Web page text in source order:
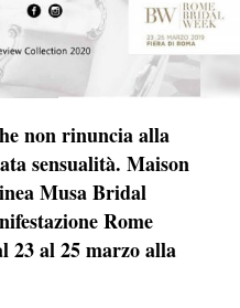
non rinuncia alla
sensualità. Maison
Musa Bridal
Rome
23 al 25 marzo alla